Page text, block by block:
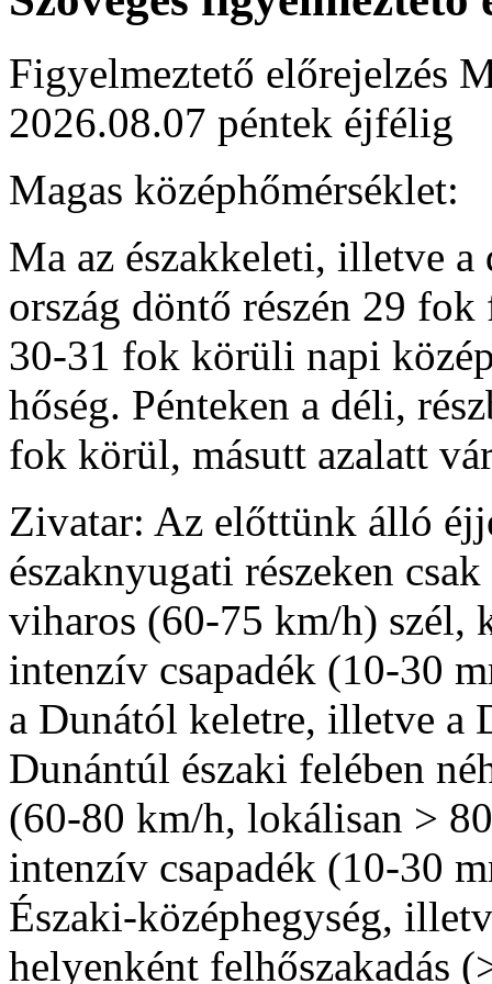
Figyelmeztető előrejelzés
2026.08.07 péntek éjfélig
Magas középhőmérséklet:
Ma az északkeleti, illetve
ország döntő részén 29
30-31 fok körüli napi
hőség. Pénteken a déli,
fok körül, másutt azalatt
Zivatar: Az előttünk álló
északnyugati részeken
viharos (60-75 km/h) szél,
intenzív csapadék (10-30
a Dunától keletre, illetve a
Dunántúl északi felében
(60-80 km/h, lokálisan >
intenzív csapadék (10-30
Északi-középhegység,
helyenként felhőszakadás